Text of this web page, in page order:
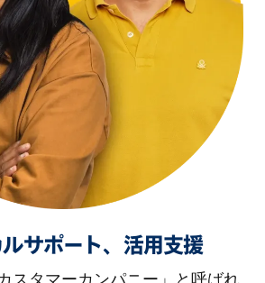
サポート、活用支援